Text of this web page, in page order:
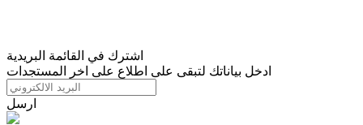
اشترك في القائمة البريدية
ادخل بياناتك لتبقى على اطلاع على اخر المستجدات
ارسل